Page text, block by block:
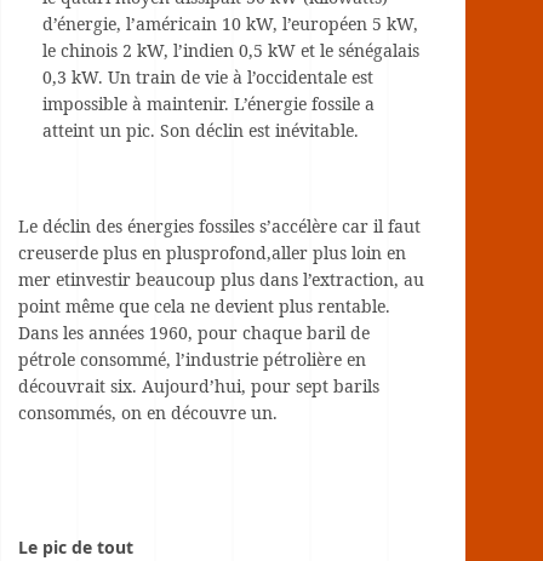
d’énergie, l’américain 10 kW, l’européen 5 kW,
le chinois 2 kW, l’indien 0,5 kW et le sénégalais
0,3 kW. Un train de vie à l’occidentale est
impossible à maintenir. L’énergie fossile a
atteint un pic. Son déclin est inévitable.
Le déclin des énergies fossiles s’accélère car il faut
creuserde plus en plusprofond,aller plus loin en
mer etinvestir beaucoup plus dans l’extraction, au
point même que cela ne devient plus rentable.
Dans les années 1960, pour chaque baril de
pétrole consommé, l’industrie pétrolière en
découvrait six. Aujourd’hui, pour sept barils
consommés, on en découvre un.
Le pic de tout